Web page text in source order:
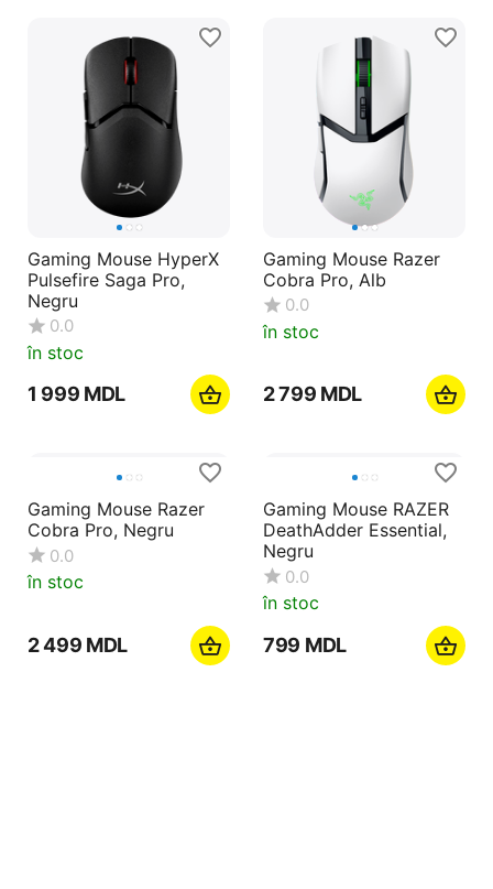
Gaming Mouse HyperX
Pulsefire Saga Pro,
Negru
0.0
în stoc
1 999 MDL
Gaming Mouse Razer
Cobra Pro, Alb
0.0
în stoc
2 799 MDL